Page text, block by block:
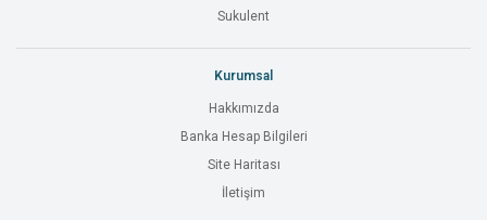
Sukulent
Kurumsal
Hakkımızda
Banka Hesap Bilgileri
Site Haritası
İletişim